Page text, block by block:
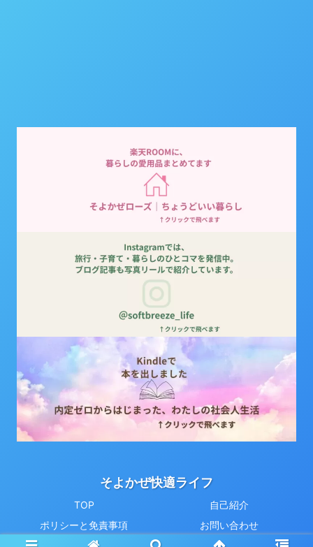
そよかぜ快適ライフ
TOP
自己紹介
ポリシーと免責事項
お問い合わせ